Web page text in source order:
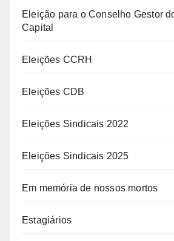
Eleição para o Conselho Gestor
Capital
Eleições CCRH
Eleições CDB
Eleições Sindicais 2022
Eleições Sindicais 2025
Em memória de nossos mortos
Estagiários